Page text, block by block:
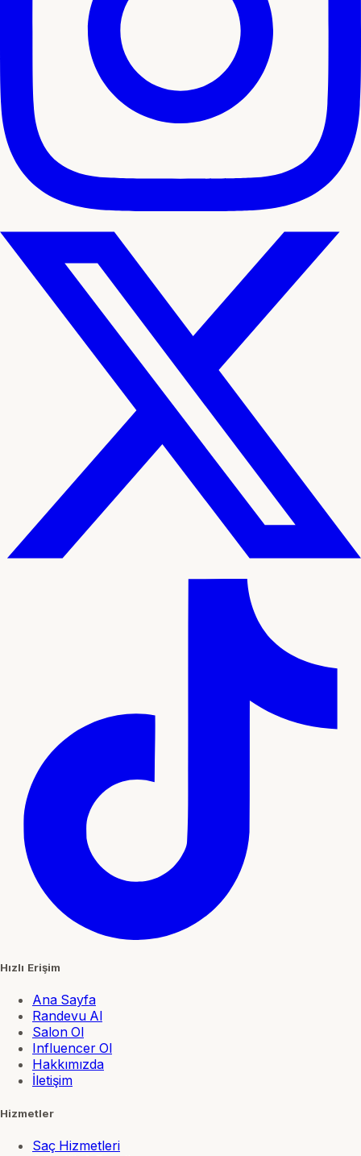
Hızlı Erişim
Ana Sayfa
Randevu Al
Salon Ol
Influencer Ol
Hakkımızda
İletişim
Hizmetler
Saç Hizmetleri